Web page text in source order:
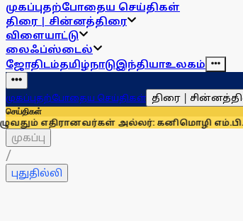
முகப்புதற்போதைய செய்திகள்
திரை | சின்னத்திரை
விளையாட்டு
லைஃப்ஸ்டைல்
ஜோதிடம்தமிழ்நாடுஇந்தியாஉலகம்
முகப்புதற்போதைய செய்திகள் திரை |
செய்திகள்
அல்லர்: கனிமொழி எம்.பி.
முகப்பு
/
புதுதில்லி